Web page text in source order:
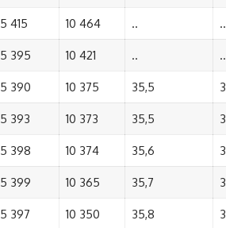
5 415 10 464 .. ..
5 395 10 421 .. ..
5 390 10 375 35,5
5 393 10 373 35,5
5 398 10 374 35,6
5 399 10 365 35,7
5 397 10 350 35,8